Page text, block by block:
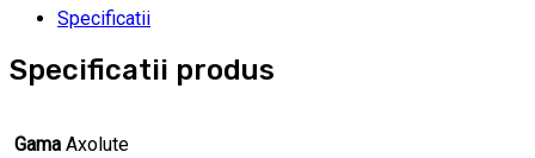
Specificatii
Specificatii produs
Gama Axolute